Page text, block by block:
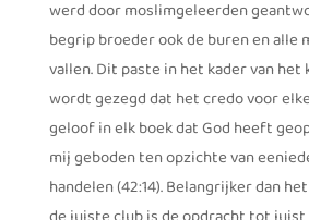
werd door moslimgeleerden
begrip broeder ook de buren en alle
vallen. Dit paste in het kader van het
wordt gezegd dat het credo voor
geloof in elk boek dat God heeft
mij geboden ten opzichte van
handelen (42:14). Belangrijker dan